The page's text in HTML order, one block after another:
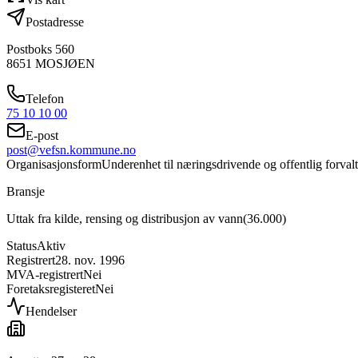
Postadresse
Postboks 560
8651 MOSJØEN
Telefon
75 10 10 00
E-post
post@vefsn.kommune.no
OrganisasjonsformUnderenhet til næringsdrivende og offentlig
Bransje
Uttak fra kilde, rensing og distribusjon av vann(36.000)
StatusAktiv
Registrert28. nov. 1996
MVA-registrertNei
ForetaksregisteretNei
Hendelser